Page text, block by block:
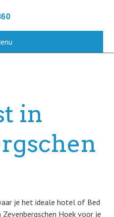
in
je het ideale hotel of Bed
Hoek voor je